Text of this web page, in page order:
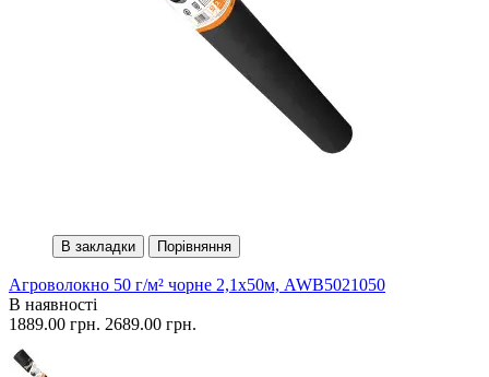
В закладки Порівняння
Агроволокно 50 г/м² чорне 2,1х50м, AWB5021050
В наявності
1889.00 грн. 2689.00 грн.